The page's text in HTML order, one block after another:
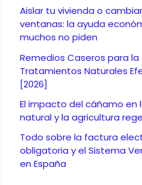
:Aislar tu vivienda o
ventanas: la ayuda
muchos no piden
Remedios Caseros para la
Tratamientos Naturales
[2026]
El impacto del cáñamo en
natural y la agricultura
Todo sobre la factura
obligatoria y el Sistema
en España